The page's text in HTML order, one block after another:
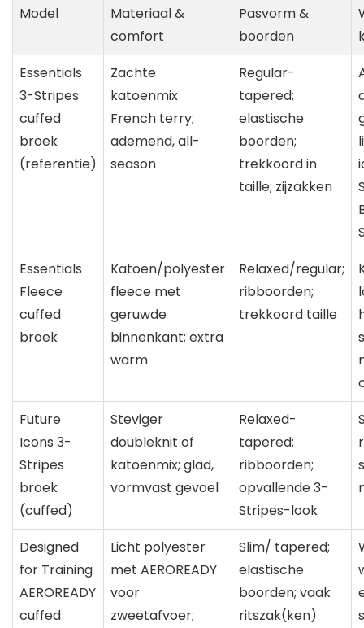
Model
Materiaal &
comfort
Pasvorm &
boorden
Essentials
3-Stripes
cuffed
broek
(referentie)
Zachte
katoenmix
French terry;
ademend, all-
season
Regular-
tapered;
elastische
boorden;
trekkoord in
taille; zijzakken
Essentials
Fleece
cuffed
broek
Katoen/polyester
fleece met
geruwde
binnenkant; extra
warm
Relaxed/regular;
ribboorden;
trekkoord taille
Future
Icons 3-
Stripes
broek
(cuffed)
Steviger
doubleknit of
katoenmix; glad,
vormvast gevoel
Relaxed-
tapered;
ribboorden;
opvallende 3-
Stripes-look
Designed
for Training
AEROREADY
cuffed
Licht polyester
met AEROREADY
voor
zweetafvoer;
Slim/ tapered;
elastische
boorden; vaak
ritszak(ken)